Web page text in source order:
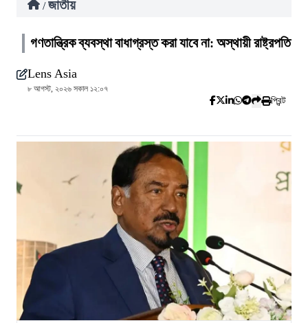
/ জাতীয়
গণতান্ত্রিক ব্যবস্থা বাধাগ্রস্ত করা যাবে না: অস্থায়ী রাষ্ট্রপতি
Lens Asia
৮ আগস্ট, ২০২৬ সকাল ১২:০৭
প্রিন্ট